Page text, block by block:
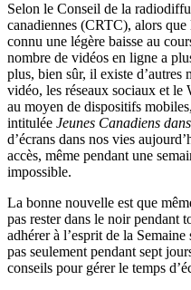
Selon le Conseil de la
canadiennes (CRTC), alors que
connu une légère baisse au
nombre de vidéos en ligne a
plus, bien sûr, il existe d’autres
vidéo, les réseaux sociaux et le
au moyen de dispositifs
intitulée Jeunes Canadiens
d’écrans dans nos vies
accès, même pendant une
impossible.
La bonne nouvelle est que
pas rester dans le noir pendant
adhérer à l’esprit de la
pas seulement pendant sept
conseils pour gérer le temps